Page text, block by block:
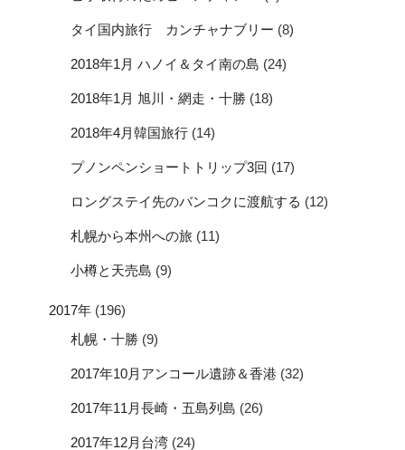
タイ国内旅行 カンチャナブリー (8)
2018年1月 ハノイ＆タイ南の島 (24)
2018年1月 旭川・網走・十勝 (18)
2018年4月韓国旅行 (14)
プノンペンショートトリップ3回 (17)
ロングステイ先のバンコクに渡航する (12)
札幌から本州への旅 (11)
小樽と天売島 (9)
2017年 (196)
札幌・十勝 (9)
2017年10月アンコール遺跡＆香港 (32)
2017年11月長崎・五島列島 (26)
2017年12月台湾 (24)